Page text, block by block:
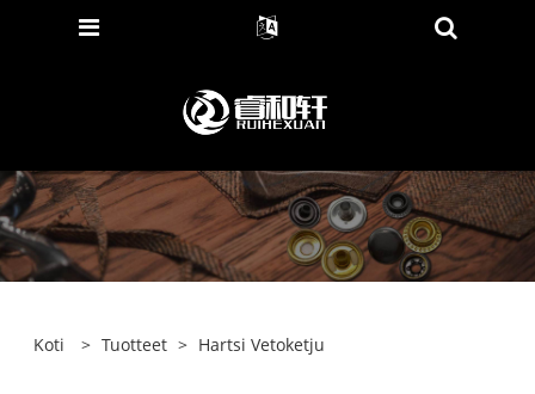
Koti > Tuotteet > Hartsi Vetoketju